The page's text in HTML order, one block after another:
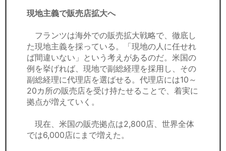
現地主義で販売店拡大へ
フランツは海外での販売拡大戦略で、徹底し
た現地主義を採っている。「現地の人に任せれ
ば間違いない」という考えがあるのだ。米国の
例を挙げれば、現地で副総経理を採用し、その
副総経理に代理店を選ばせる。代理店には10～
20カ所の販売店を受け持たせることで、着実に
拠点が増えていく。
現在、米国の販売拠点は2,800店、世界全体
では6,000店にまで増えた。